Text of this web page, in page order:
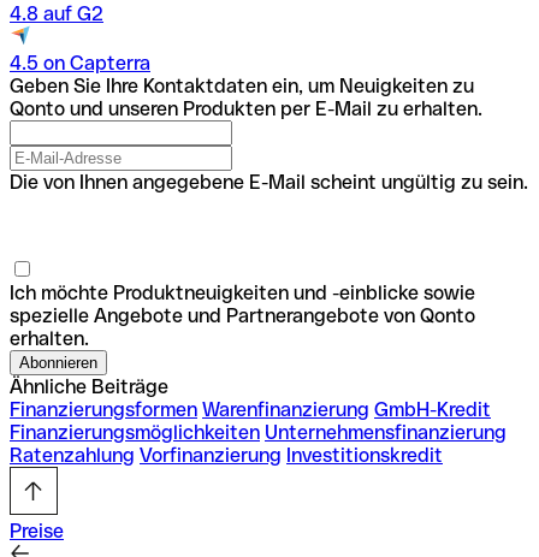
4.8 auf G2
4.5 on Capterra
Geben Sie Ihre Kontaktdaten ein, um Neuigkeiten zu
Qonto und unseren Produkten per E-Mail zu erhalten.
Die von Ihnen angegebene E-Mail scheint ungültig zu sein.
Ich möchte Produktneuigkeiten und -einblicke sowie
spezielle Angebote und Partnerangebote von Qonto
erhalten.
Ähnliche Beiträge
Finanzierungsformen Warenfinanzierung GmbH-Kredit
Finanzierungsmöglichkeiten Unternehmensfinan­zierung
Ratenzahlung Vorfinanzierung Investitionskredit
Preise